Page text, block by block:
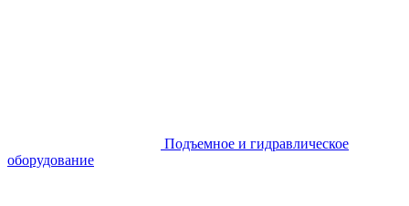
Подъемное и гидравлическое
оборудование